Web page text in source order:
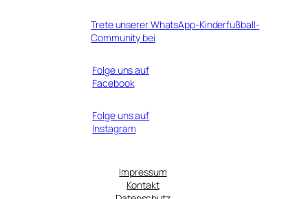
Trete unserer WhatsApp-Kinderfußball-
Community bei
Folge uns auf
Facebook
Folge uns auf
Instagram
Impressum
Kontakt